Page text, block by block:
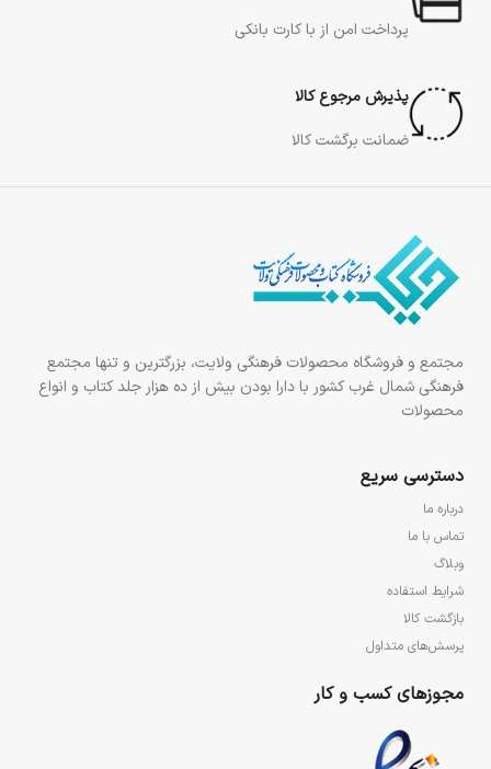
پرداخت امن از با کارت بانکی
پذیرش مرجوع کالا
ضمانت برگشت کالا
مجتمع و فروشگاه محصولات فرهنگی ولایت، بزرگترین و تنها مجتمع
فرهنگی شمال غرب کشور با دارا بودن بیش از ده هزار جلد کتاب و انواع
محصولات
دسترسی سریع
درباره ما
تماس با ما
وبلاگ
شرایط استفاده
بازگشت کالا
پرسش‌های متداول
مجوزهای کسب و کار